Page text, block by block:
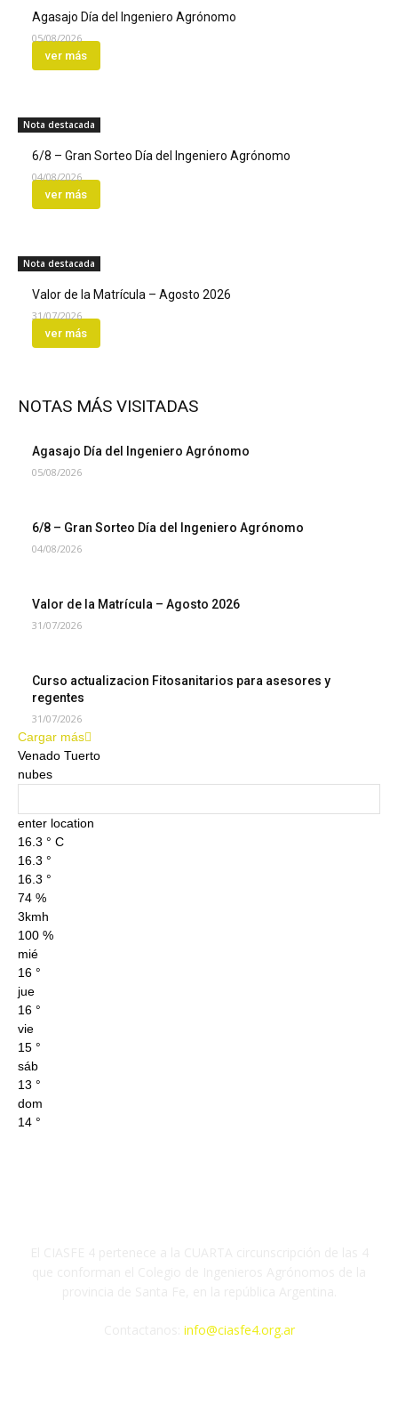
Agasajo Día del Ingeniero Agrónomo
05/08/2026
ver más
Nota destacada
6/8 – Gran Sorteo Día del Ingeniero Agrónomo
04/08/2026
ver más
Nota destacada
Valor de la Matrícula – Agosto 2026
31/07/2026
ver más
NOTAS MÁS VISITADAS
Agasajo Día del Ingeniero Agrónomo
05/08/2026
6/8 – Gran Sorteo Día del Ingeniero Agrónomo
04/08/2026
Valor de la Matrícula – Agosto 2026
31/07/2026
Curso actualizacion Fitosanitarios para asesores y
regentes
31/07/2026
Cargar más
Venado Tuerto
nubes
enter location
16.3 ° C
16.3 °
16.3 °
74 %
3kmh
100 %
mié
16 °
jue
16 °
vie
15 °
sáb
13 °
dom
14 °
info@ciasfe4.org.ar